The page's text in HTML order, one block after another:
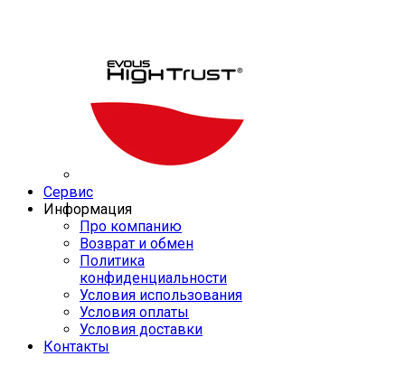
Сервис
Информация
Про компанию
Возврат и обмен
Политика
конфиденциальности
Условия использования
Условия оплаты
Условия доставки
Контакты